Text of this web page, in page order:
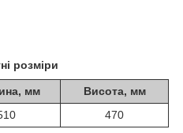
розміри
мм
Висота, мм
470